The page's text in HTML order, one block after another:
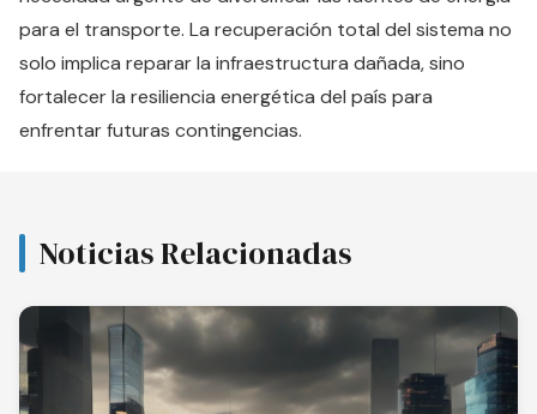
para el transporte. La recuperación total del sistema no
solo implica reparar la infraestructura dañada, sino
fortalecer la resiliencia energética del país para
enfrentar futuras contingencias.
Noticias Relacionadas